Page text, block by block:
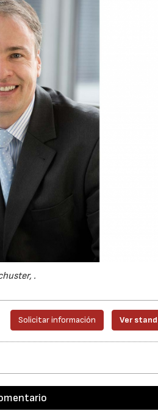
.
Solicitar información Ver